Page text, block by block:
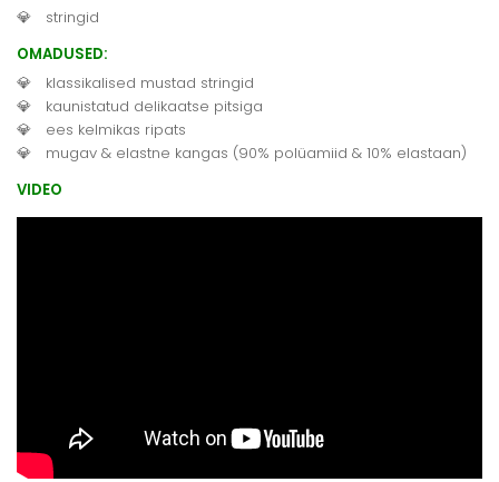
stringid
OMADUSED:
klassikalised mustad stringid
kaunistatud delikaatse pitsiga
ees kelmikas ripats
mugav & elastne kangas (90% polüamiid & 10% elastaan)
VIDEO